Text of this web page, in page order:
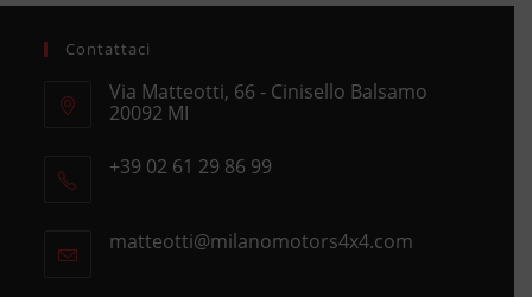
Contattaci
Via Matteotti, 66 - Cinisello Balsamo
20092 MI
in
+39 02 61 29 86 99
your
matteotti@milanomotors4x4.comOpens